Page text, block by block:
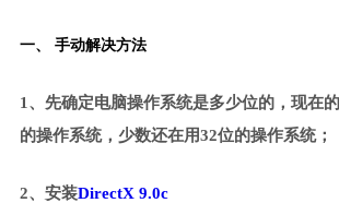
一、 手动解决方法
1、先确定电脑操作系统是多少位的，现在
的操作系统，少数还在用32位的操作系统；
2、安装DirectX 9.0c